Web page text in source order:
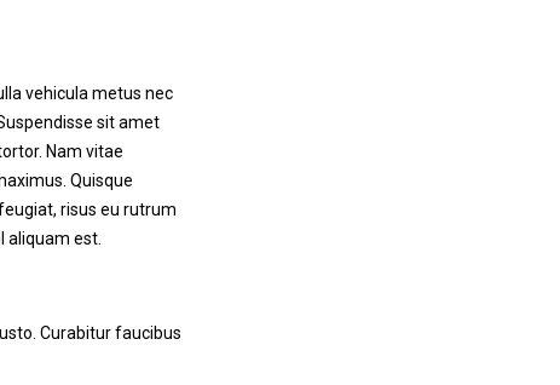
vehicula metus nec
sit amet
Nam vitae
Quisque
risus eu rutrum
aliquam est.
Curabitur faucibus